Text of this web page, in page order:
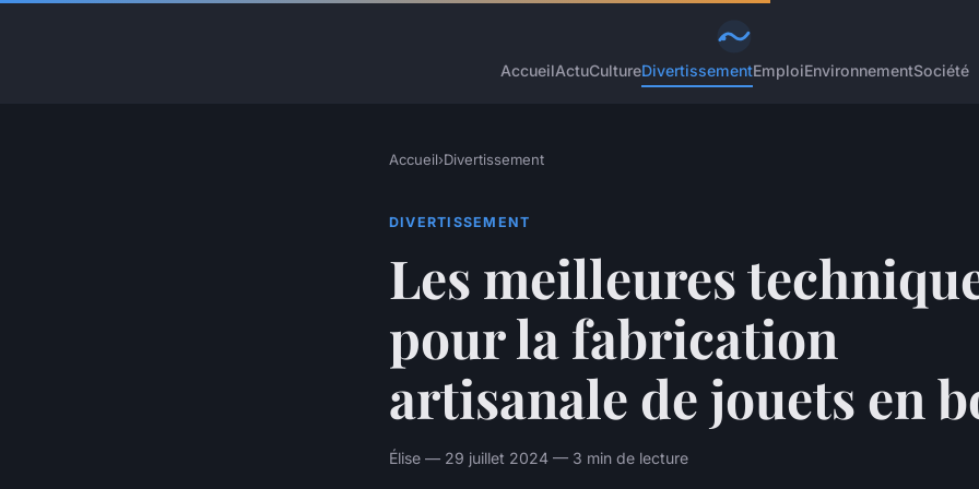
AccueilActuCultureDivertissementEmploiEnvironnementSociété
Accueil›Divertissement
DIVERTISSEMENT
Les meilleures
pour la fabrication
artisanale de jouets en
Élise — 29 juillet 2024 — 3 min de lecture